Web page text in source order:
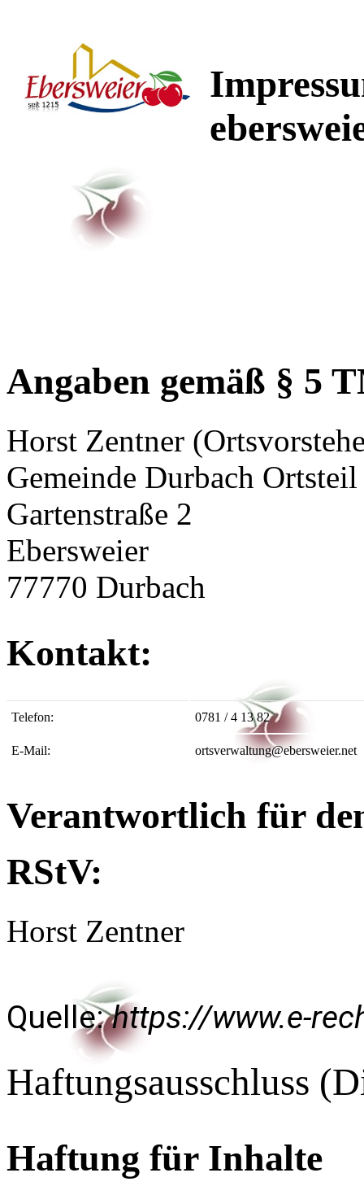
Angaben gemäß § 5
Horst Zentner
Gemeinde Durbach
Gartenstraße 2
Ebersweier
77770 Durbach
Kontakt:
Telefon: 0781 / 4 13 82
E-Mail: ortsverwaltung@ebersweier.net
Verantwortlich für
RStV:
Horst Zentner
Quelle:https://www.e-
Haftungsausschluss
Haftung für Inhalte